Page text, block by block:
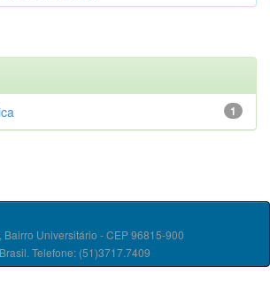
1
Universitário - CEP 96815-900
Telefone: (51)3717.7409